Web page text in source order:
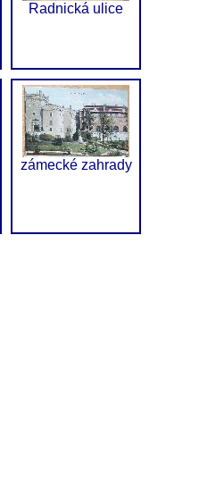
Radnická ulice
zámecké zahrady